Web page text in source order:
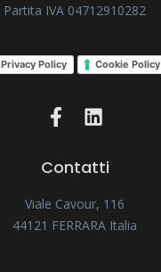
Partita IVA 04712910282
Privacy Policy Cookie Policy
Contatti
Viale Cavour, 116
44121 FERRARA Italia